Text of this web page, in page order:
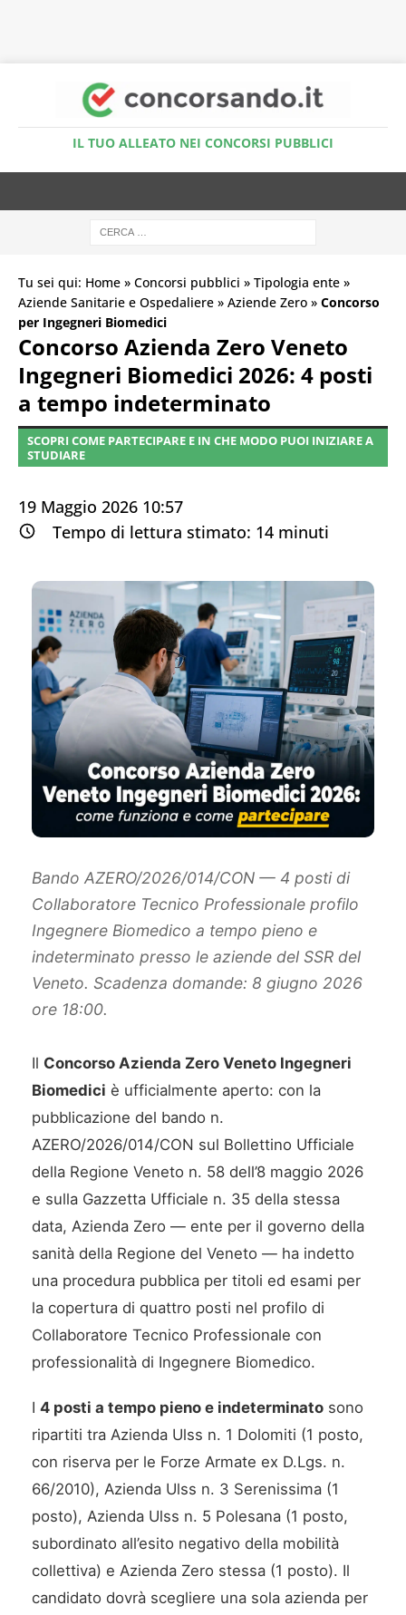
IL TUO ALLEATO NEI CONCORSI PUBBLICI
Tu sei qui: Home » Concorsi pubblici » Tipologia ente »
Aziende Sanitarie e Ospedaliere » Aziende Zero » Concorso
per Ingegneri Biomedici
Concorso Azienda Zero Veneto
Ingegneri Biomedici 2026: 4 posti
a tempo indeterminato
SCOPRI COME PARTECIPARE E IN CHE MODO PUOI INIZIARE A
STUDIARE
19 Maggio 2026 10:57
Tempo di lettura stimato: 14 minuti
Bando AZERO/2026/014/CON — 4 posti di
Collaboratore Tecnico Professionale profilo
Ingegnere Biomedico a tempo pieno e
indeterminato presso le aziende del SSR del
Veneto. Scadenza domande: 8 giugno 2026
ore 18:00.
Il Concorso Azienda Zero Veneto Ingegneri
Biomedici è ufficialmente aperto: con la
pubblicazione del bando n.
AZERO/2026/014/CON sul Bollettino Ufficiale
della Regione Veneto n. 58 dell’8 maggio 2026
e sulla Gazzetta Ufficiale n. 35 della stessa
data, Azienda Zero — ente per il governo della
sanità della Regione del Veneto — ha indetto
una procedura pubblica per titoli ed esami per
la copertura di quattro posti nel profilo di
Collaboratore Tecnico Professionale con
professionalità di Ingegnere Biomedico.
I 4 posti a tempo pieno e indeterminato sono
ripartiti tra Azienda Ulss n. 1 Dolomiti (1 posto,
con riserva per le Forze Armate ex D.Lgs. n.
66/2010), Azienda Ulss n. 3 Serenissima (1
posto), Azienda Ulss n. 5 Polesana (1 posto,
subordinato all’esito negativo della mobilità
collettiva) e Azienda Zero stessa (1 posto). Il
candidato dovrà scegliere una sola azienda per